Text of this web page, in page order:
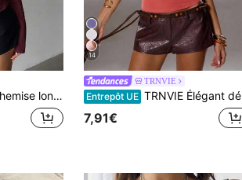
élégante et polyvalente. Convient pour le travail, le port quotidien, le printemps/été
14
TRNVIE
Entrepôt UE TRNVIE Élégant débardeur femme col ras-du-cou avec boucle décorative circulaire, bleu clair. Top femme col en V printemps/été
7,91€